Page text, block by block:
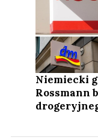
Niemiecki
Rossmann